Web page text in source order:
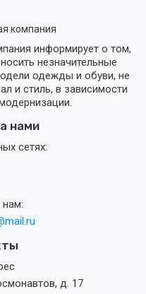
компания
информирует о том,
незначительные
одежды и обуви, не
и стиль, в зависимости
нами
сетях:
д. 17